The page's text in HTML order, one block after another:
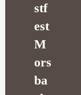
stf
est
M
ors
ba